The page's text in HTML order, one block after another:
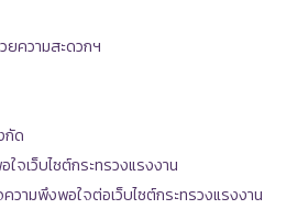
ยความสะดวกฯ
กัด
จเว็บไซต์กระทรวงแรงงาน
วามพึงพอใจต่อเว็บไซต์กระทรวงแรงงาน